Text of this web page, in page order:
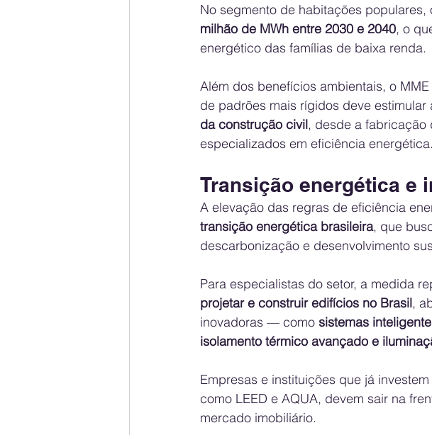
No segmento de habitações
milhão de MWh entre 2030 e 2040, o
energético das famílias de baixa renda.
Além dos benefícios ambientais, o
de padrões mais rígidos deve estimular
da construção civil, desde a fabricação
especializados em eficiência energética.
Transição energética e
A elevação das regras de eficiência
transição energética brasileira, que
descarbonização e desenvolvimento
Para especialistas do setor, a medida
projetar e construir edifícios no Brasil,
inovadoras — como sistemas
isolamento térmico avançado e
Empresas e instituições que já investem
como LEED e AQUA, devem sair na
mercado imobiliário.